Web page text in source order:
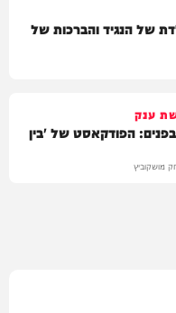
של הנגיד והברכות של
ענק
לכלא 10 מבפנים: הפודקאסט של 'בין
מושקוביץ